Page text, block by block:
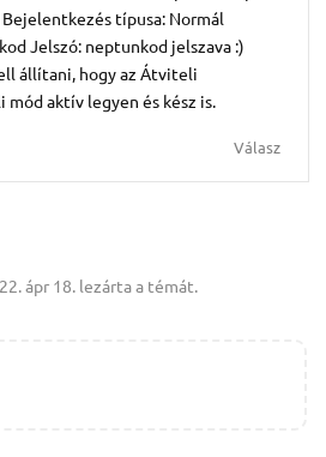
típusa: Normál
Jelszó: neptunkod jelszava :)
állítani, hogy az Átviteli
aktív legyen és kész is.
Válasz
ápr 18. lezárta a témát.